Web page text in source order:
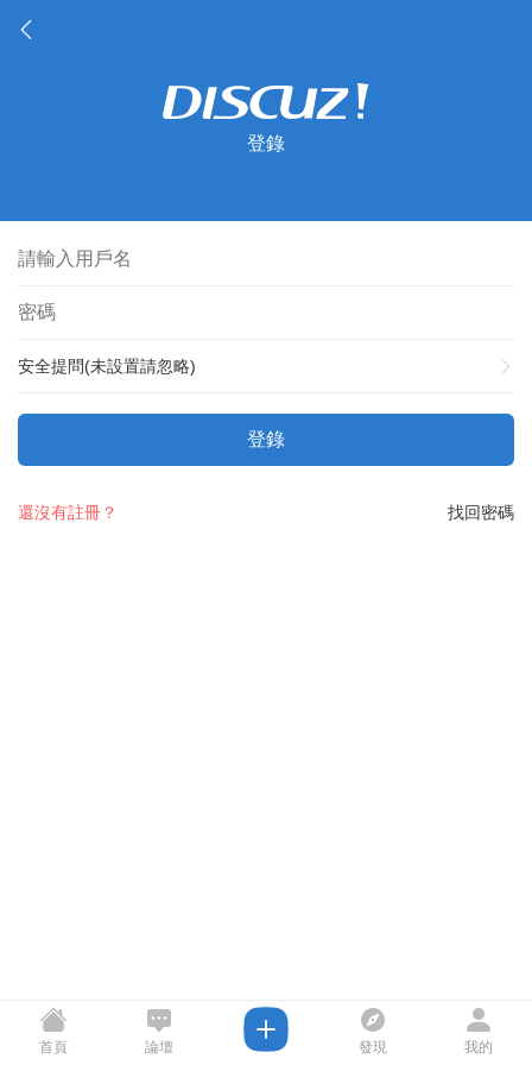
登錄
安全提問(未設置請忽略)
登錄
找回密碼
還沒有註冊？
首頁 論壇 發現 我的